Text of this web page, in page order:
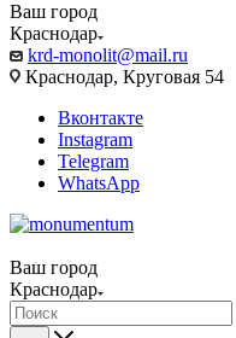
Ваш город
Краснодар
krd-monolit@mail.ru
Краснодар, Круговая 54
Вконтакте
Instagram
Telegram
WhatsApp
Ваш город
Краснодар